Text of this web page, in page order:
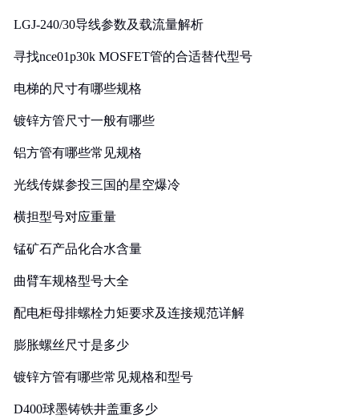
LGJ-240/30导线参数及载流量解析
寻找nce01p30k MOSFET管的合适替代型号
电梯的尺寸有哪些规格
镀锌方管尺寸一般有哪些
铝方管有哪些常见规格
光线传媒参投三国的星空爆冷
横担型号对应重量
锰矿石产品化合水含量
曲臂车规格型号大全
配电柜母排螺栓力矩要求及连接规范详解
膨胀螺丝尺寸是多少
镀锌方管有哪些常见规格和型号
D400球墨铸铁井盖重多少